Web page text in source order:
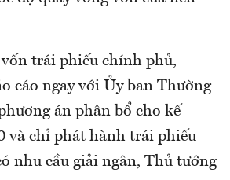
vốn trái phiếu chính phủ,
cáo ngay với Ủy ban Thường
án phân bổ cho kế
và chỉ phát hành trái phiếu
nhu cầu giải ngân, Thủ tướng